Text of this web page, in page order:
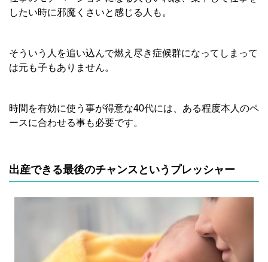
したい時に邪魔くさいと感じる人も。
そういう人を追い込んで燃え尽き症候群になってしまって
は元も子もありません。
時間を有効に使う事が得意な40代には、ある程度本人のペ
ースに合わせる事も必要です。
出産できる最後のチャンスというプレッシャー